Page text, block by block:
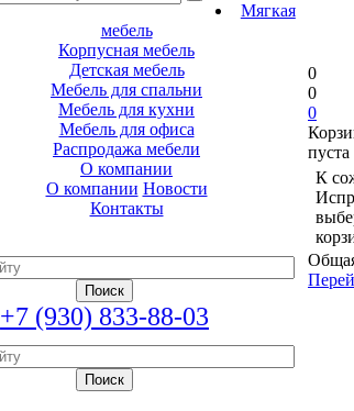
Мягкая
мебель
Корпусная мебель
Детская мебель
Мебель для спальни
Мебель для кухни
Мебель для офиса
Распродажа мебели
О компании
О компании Новости
Контакты
+7 (930) 833-88-03
0
0
0
пуста
К